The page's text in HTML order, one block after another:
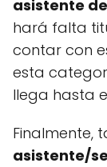
asistente
hará falta
contar con
esta
llega hasta el
Finalmente,
asistente/